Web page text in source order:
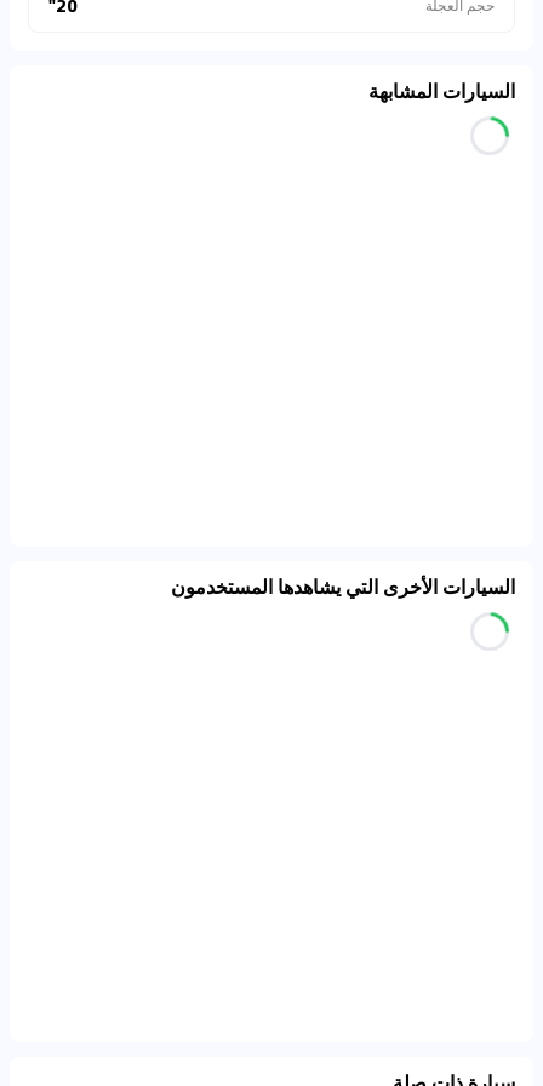
حجم العجلة
السيارات المشابهة
السيارات الأخرى التي يشاهدها المستخدمون